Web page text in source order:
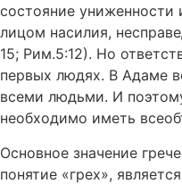
состояние
лицом насилия,
15; Рим.5:12). Но
первых людях. В Адаме
всеми людьми. И
необходимо иметь
Основное значение
понятие «грех»,